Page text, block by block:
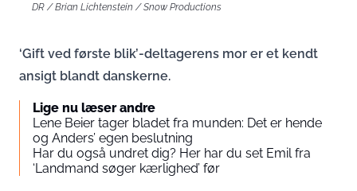
DR / Brian Lichtenstein / Snow Productions
‘Gift ved første blik’-deltagerens mor er et kendt
ansigt blandt danskerne.
Lige nu læser andre
Lene Beier tager bladet fra munden: Det er hende
og Anders’ egen beslutning
Har du også undret dig? Her har du set Emil fra
‘Landmand søger kærlighed’ før